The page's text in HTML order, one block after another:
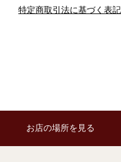
特定商取引法に基づく表記
お店の場所を見る